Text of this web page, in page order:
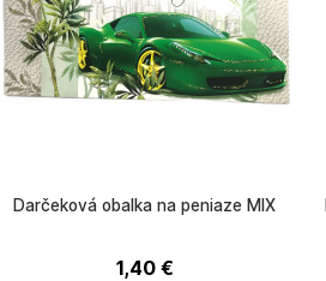
Darčeková obalka na peniaze MIX
1,40 €